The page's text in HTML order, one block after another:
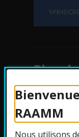
RAAMM
Nous utilisons
Plan